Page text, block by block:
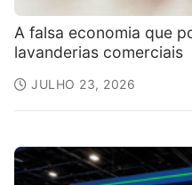
A falsa economia que
lavanderias comerciais
JULHO 23, 2026